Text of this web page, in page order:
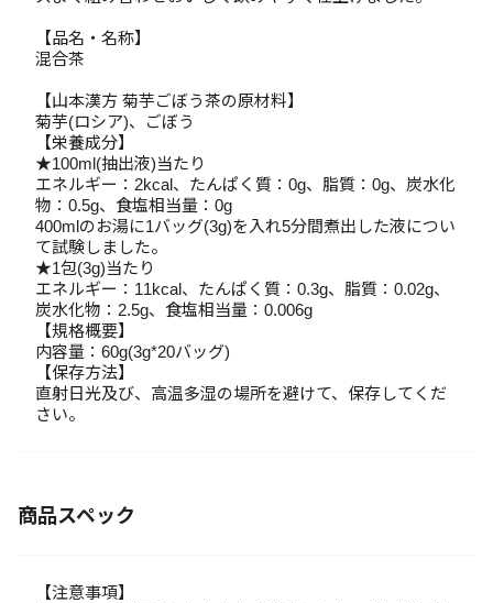
【品名・名称】
混合茶
【山本漢方 菊芋ごぼう茶の原材料】
菊芋(ロシア)、ごぼう
【栄養成分】
★100ml(抽出液)当たり
エネルギー：2kcal、たんぱく質：0g、脂質：0g、炭水化
物：0.5g、食塩相当量：0g
400mlのお湯に1バッグ(3g)を入れ5分間煮出した液につい
て試験しました。
★1包(3g)当たり
エネルギー：11kcal、たんぱく質：0.3g、脂質：0.02g、
炭水化物：2.5g、食塩相当量：0.006g
【規格概要】
内容量：60g(3g*20バッグ)
【保存方法】
直射日光及び、高温多湿の場所を避けて、保存してくだ
さい。
商品スペック
【注意事項】